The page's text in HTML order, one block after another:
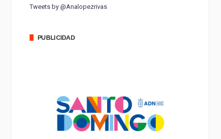
Tweets by @Analopezrivas
PUBLICIDAD